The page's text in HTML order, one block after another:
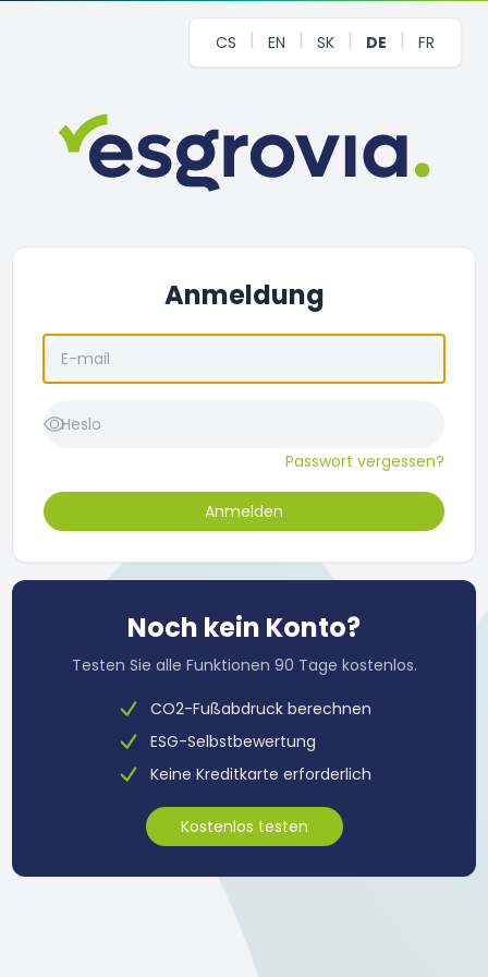
CS | EN | SK | DE | FR
Anmeldung
Passwort vergessen?
Noch kein Konto?
Testen Sie alle Funktionen 90 Tage kostenlos.
CO2-Fußabdruck berechnen
ESG-Selbstbewertung
Keine Kreditkarte erforderlich
Kostenlos testen